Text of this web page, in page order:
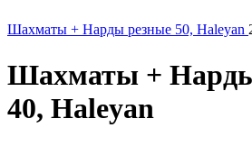
Шахматы + Нарды резные 50, Haleyan
Шахматы +
40, Haleyan